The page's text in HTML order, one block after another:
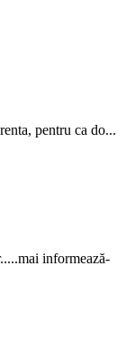
pentru ca do...
informează-